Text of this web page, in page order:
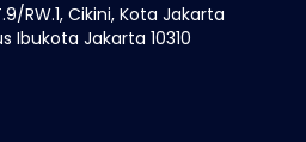
RW.1, Cikini, Kota Jakarta
Ibukota Jakarta 10310